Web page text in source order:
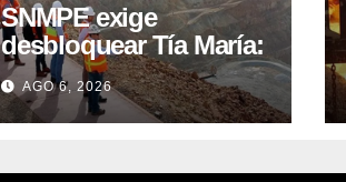
SNMPE exige
desbloquear Tía María:
el proyecto de
US$1.400M que Perú
lleva 15 años
AGO 6, 2026